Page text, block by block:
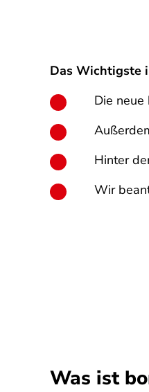
Das Wichtigste
Die
Hinter
Wir
Was ist